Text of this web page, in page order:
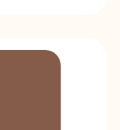
集中です！一